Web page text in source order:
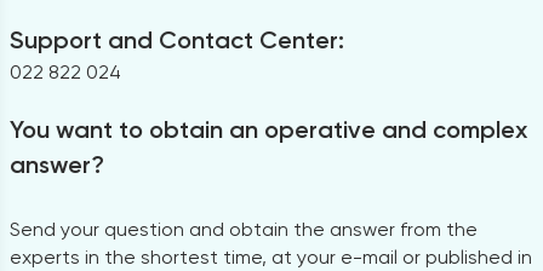
Support and Contact Center:
022 822 024
You want to obtain an operative and complex
answer?
Send your question and obtain the answer from the
experts in the shortest time, at your e-mail or published in